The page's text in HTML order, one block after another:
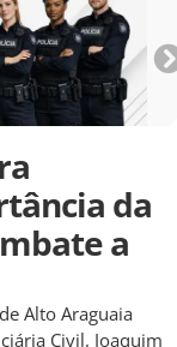
da
a
Alto Araguaia
Civil, Joaquim